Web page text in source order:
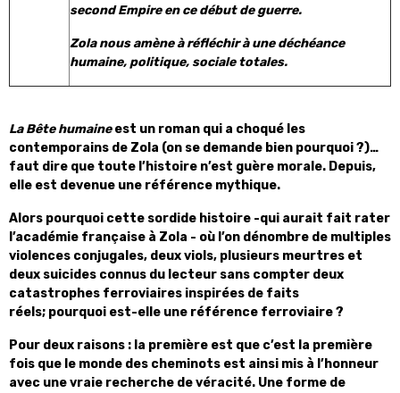
second Empire en ce début de guerre.
Zola nous amène à réfléchir à une déchéance
humaine, politique, sociale totales.
La Bête humaineest un roman qui a choqué les
contemporains de Zola (on se demande bien pourquoi ?)…
faut dire que toute l’histoire n’est guère morale. Depuis,
elle est devenue une référence mythique.
Alors pourquoi cette sordide histoire -qui aurait fait rater
l’académie française à Zola - où l’on dénombre de multiples
violences conjugales, deux viols, plusieurs meurtres et
deux suicides connus du lecteur sans compter deux
catastrophes ferroviaires inspirées de faits
réels; pourquoi est-elle une référence ferroviaire ?
Pour deux raisons : la première est que c’est la première
fois que le monde des cheminots est ainsi mis à l’honneur
avec une vraie recherche de véracité. Une forme de